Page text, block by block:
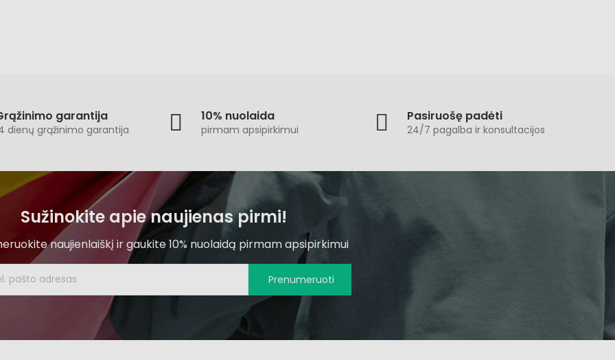
garantija
dienų grąžinimo garantija
10% nuolaida
pirmam apsipirkimui
Pasiruošę padėti
24/7 pagalba ir konsultacijos
Sužinokite apie naujienas pirmi!
naujienlaiškį ir gaukite 10% nuolaidą pirmam apsipirkimui
Prenumeruoti